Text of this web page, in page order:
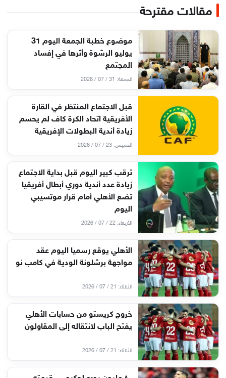
مقالات مقترحة
موضوع خطبة الجمعة اليوم 31
يوليو الرشوة وأثرها في إفساد
المجتمع
الجمعة: 31 / 07 / 2026
قبل الاجتماع المنتظر في القارة
الأفريقية اتحاد الكرة كاف لم يحسم
زيادة أندية البطولات الإفريقية
الخميس: 23 / 07 / 2026
ترقب كبير اليوم قبل بداية الاجتماع
زيادة عدد أندية دوري أبطال أفريقيا
تضع الأهلي أمام قرار موتسيبي
اليوم
الأربعاء: 22 / 07 / 2026
الأهلي يوقع رسميا اليوم عقد
مواجهة برشلونة الودية في كامب نو
الثلاثاء: 21 / 07 / 2026
خروج كريستو من حسابات الأهلي
يفتح الباب لانتقاله إلى المقاولون
الثلاثاء: 21 / 07 / 2026